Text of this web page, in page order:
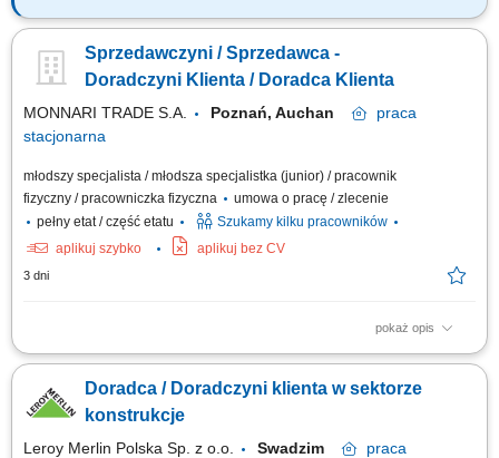
Co będziesz robić? Twój start z Buddym: przez pierwsze 4 miesiące
wsparciu opiekuna wdrożenia i zespołu, Aktywna sprzedaż i doradztwo:
będziesz sprzedawać i doradzać klientom w wyborze najlepszych
Sprzedawczyni / Sprzedawca -
Doradczyni Klienta / Doradca Klienta
MONNARI TRADE S.A. Poznań, Auchan
praca
stacjonarna
młodszy specjalista / młodsza specjalistka (junior) / pracownik
fizyczny / pracowniczka fizyczna
umowa o pracę / zlecenie
pełny etat / część etatu
Szukamy kilku pracowników
aplikuj szybko
aplikuj bez CV
3 dni
pokaż opis
Salon Monnari Praca od zaraz Praca dla osób z doświadczeniem i bez
Doradca / Doradczyni klienta w sektorze
konstrukcje
Leroy Merlin Polska Sp. z o.o. Swadzim
praca